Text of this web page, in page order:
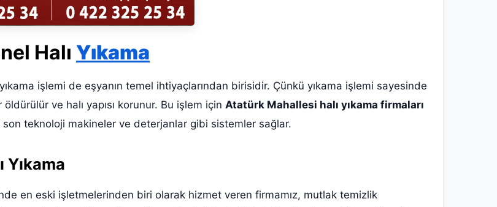
Halı Yıkama
işlemi de eşyanın temel ihtiyaçlarından birisidir. Çünkü yıkama işlemi sayesinde
ve halı yapısı korunur. Bu işlem için Atatürk Mahallesi halı yıkama firmaları
son teknoloji makineler ve deterjanlar gibi sistemler sağlar.
en eski işletmelerinden biri olarak hizmet veren firmamız, mutlak temizlik